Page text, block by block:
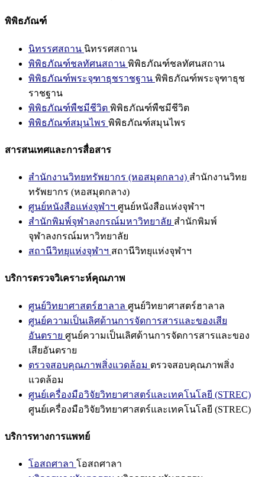
พิพิธภัณฑ์
นิทรรศสถาน นิทรรศสถาน
พิพิธภัณฑ์ชลทัศนสถาน พิพิธภัณฑ์ชลทัศนสถาน
พิพิธภัณฑ์พระจุฑาธุชราชฐาน พิพิธภัณฑ์พระจุฑาธุช
ราชฐาน
พิพิธภัณฑ์พืชมีชีวิต พิพิธภัณฑ์พืชมีชีวิต
พิพิธภัณฑ์สมุนไพร พิพิธภัณฑ์สมุนไพร
สารสนเทศและการสื่อสาร
สำนักงานวิทยทรัพยากร (หอสมุดกลาง) สำนักงานวิทย
ทรัพยากร (หอสมุดกลาง)
ศูนย์หนังสือแห่งจุฬาฯ ศูนย์หนังสือแห่งจุฬาฯ
สำนักพิมพ์จุฬาลงกรณ์มหาวิทยาลัย สำนักพิมพ์
จุฬาลงกรณ์มหาวิทยาลัย
สถานีวิทยุแห่งจุฬาฯ สถานีวิทยุแห่งจุฬาฯ
บริการตรวจวิเคราะห์คุณภาพ
ศูนย์วิทยาศาสตร์ฮาลาล ศูนย์วิทยาศาสตร์ฮาลาล
ศูนย์ความเป็นเลิศด้านการจัดการสารและของเสีย
อันตราย ศูนย์ความเป็นเลิศด้านการจัดการสารและของ
เสียอันตราย
ตรวจสอบคุณภาพสิ่งแวดล้อม ตรวจสอบคุณภาพสิ่ง
แวดล้อม
ศูนย์เครื่องมือวิจัยวิทยาศาสตร์และเทคโนโลยี (STREC)
ศูนย์เครื่องมือวิจัยวิทยาศาสตร์และเทคโนโลยี (STREC)
บริการทางการแพทย์
โอสถศาลา โอสถศาลา